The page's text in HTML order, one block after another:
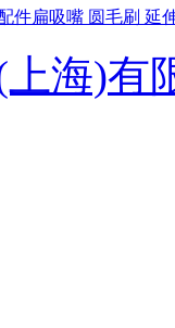
件扁吸嘴 圆毛刷 延
海)有